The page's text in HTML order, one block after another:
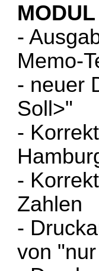
-
Memo-
- neuer
Soll>"
-
-
Zahlen
-
von